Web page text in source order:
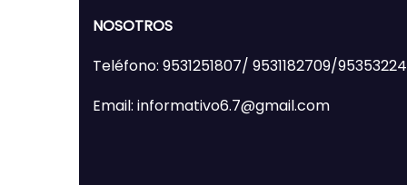
NOSOTROS
Teléfono: 9531251807/ 9531182709/
Email: informativo6.7@gmail.com